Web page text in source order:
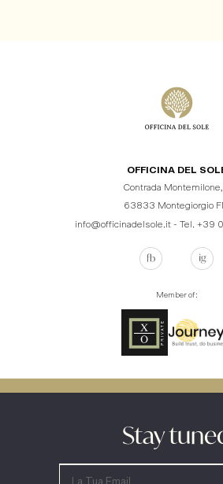
OFFICINA DEL
Contrada Montemilone,
63833 Montegiorgio
info@officinadelsole.it - Tel. +39
Member of:
Stay